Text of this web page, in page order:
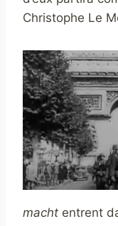
Christophe Le
macht entrent